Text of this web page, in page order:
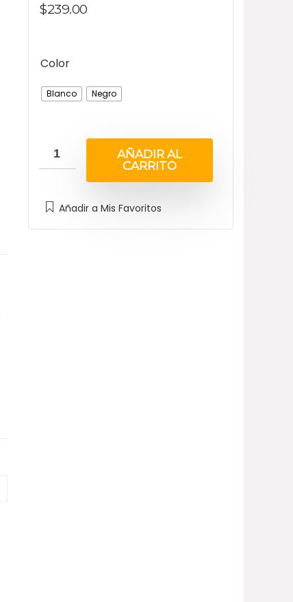
$239.00
Color
Blanco Negro
AÑADIR AL
CARRITO
Añadir a Mis Favoritos